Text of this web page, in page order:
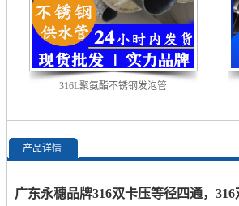
316L聚氨酯不锈钢发泡管
产品详情
广东永穗品牌316双卡压等径四通，316